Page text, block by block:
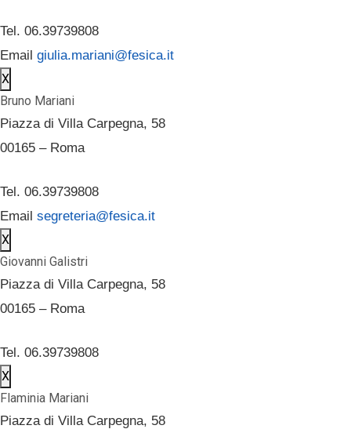
Tel. 06.39739808
Email giulia.mariani@fesica.it
X
Bruno Mariani
Piazza di Villa Carpegna, 58
00165 – Roma
Tel. 06.39739808
Email segreteria@fesica.it
X
Giovanni Galistri
Piazza di Villa Carpegna, 58
00165 – Roma
Tel. 06.39739808
X
Flaminia Mariani
Piazza di Villa Carpegna, 58